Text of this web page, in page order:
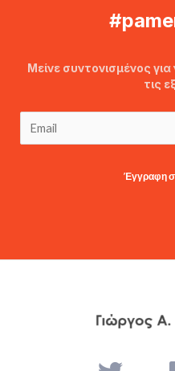
Μείνε συντονισμένος
τις
Έγγραφη